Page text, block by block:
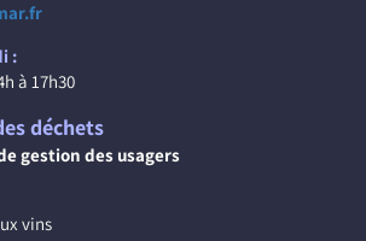
:
à 17h30
déchets
gestion des usagers
vins